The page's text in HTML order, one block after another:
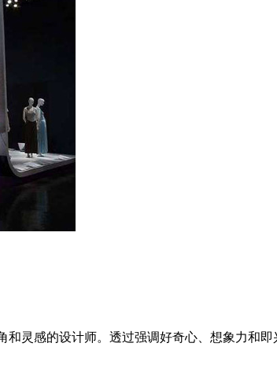
灵感的设计师。透过强调好奇心、想象力和即